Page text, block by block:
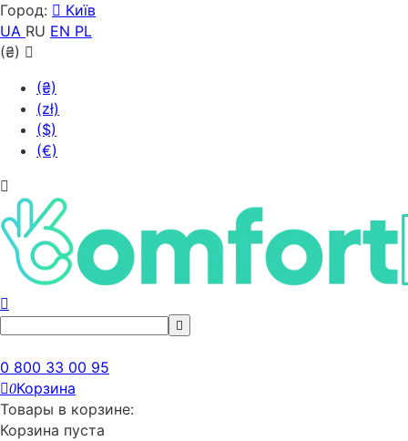
Город:
Київ
UA RU EN PL
(₴)
(₴)
(zł)
($)
(€)
0 800 33 00 95
0Корзина
Товары в корзине:
Корзина пуста